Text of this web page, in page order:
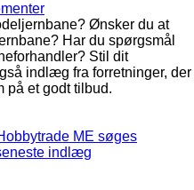
Ønsker du at
Har du spørgsmål
Stil dit
indlæg fra forretninger, der
på et godt tilbud.
ME søges
indlæg